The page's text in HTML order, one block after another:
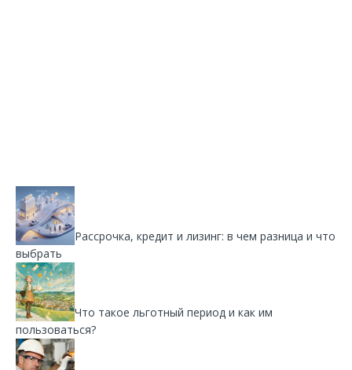
Рассрочка, кредит и лизинг: в чем разница и что
выбрать
Что такое льготный период и как им
пользоваться?